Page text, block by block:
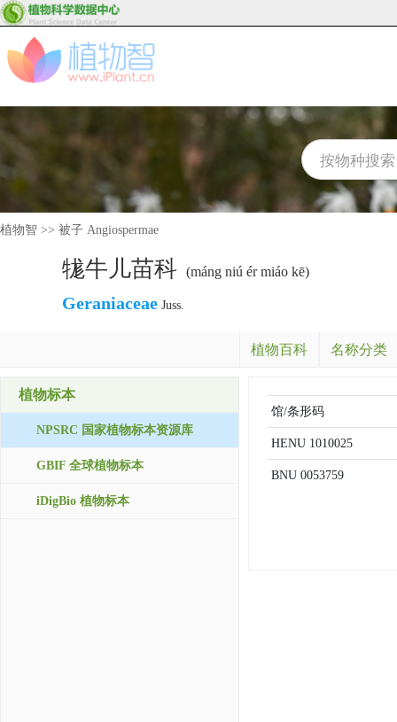
植物智 >> 被子 Angiospermae
牻牛儿苗科 (máng niú ér miáo kē)
Geraniaceae Juss.
植物百科 名称分类
植物标本
NPSRC 国家植物标本资源库
GBIF 全球植物标本
iDigBio 植物标本
馆/条形码
HENU 1010025
BNU 0053759